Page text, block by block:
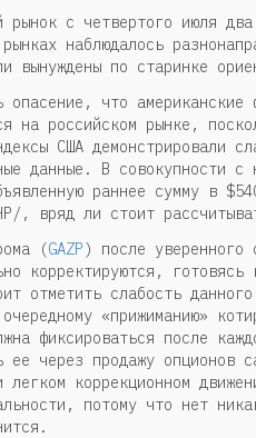
рынок с четвертого июля
наблюдалось
вынуждены по старинке
опасение, что американские
на российском рынке,
США демонстрировали
данные. В совокупности с
раннее сумму в
, вряд ли стоит
(GAZP) после уверенного
корректируются,
отметить слабость
«прижиманию»
фиксироваться после
ее через продажу опционов
легком коррекционном
потому что нет